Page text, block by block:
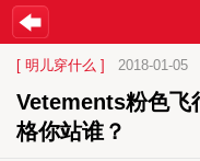
[ 明儿穿什么 ] 2018-01-05
Vetements粉色飞
格你站谁？